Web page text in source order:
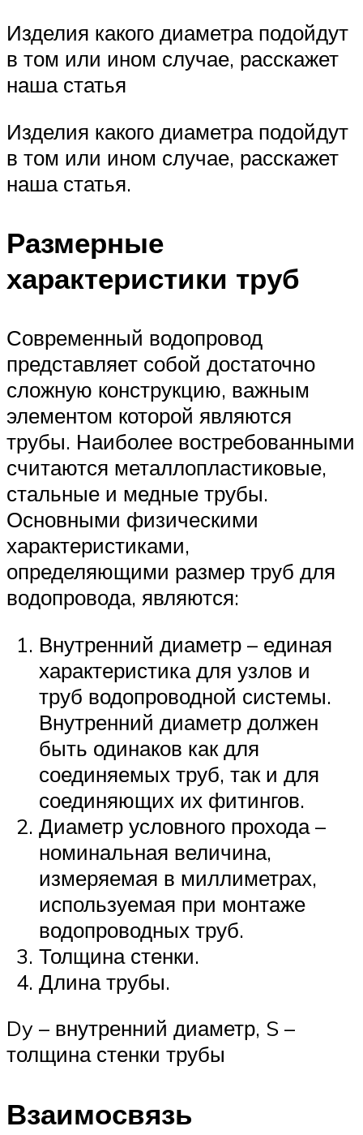
Изделия какого диаметра подойдут
в том или ином случае, расскажет
наша статья
Изделия какого диаметра подойдут
в том или ином случае, расскажет
наша статья.
Размерные
характеристики труб
Современный водопровод
представляет собой достаточно
сложную конструкцию, важным
элементом которой являются
трубы. Наиболее востребованными
считаются металлопластиковые,
стальные и медные трубы.
Основными физическими
характеристиками,
определяющими размер труб для
водопровода, являются:
Внутренний диаметр – единая
характеристика для узлов и
труб водопроводной системы.
Внутренний диаметр должен
быть одинаков как для
соединяемых труб, так и для
соединяющих их фитингов.
Диаметр условного прохода –
номинальная величина,
измеряемая в миллиметрах,
используемая при монтаже
водопроводных труб.
Толщина стенки.
Длина трубы.
Dy – внутренний диаметр, S –
толщина стенки трубы
Взаимосвязь